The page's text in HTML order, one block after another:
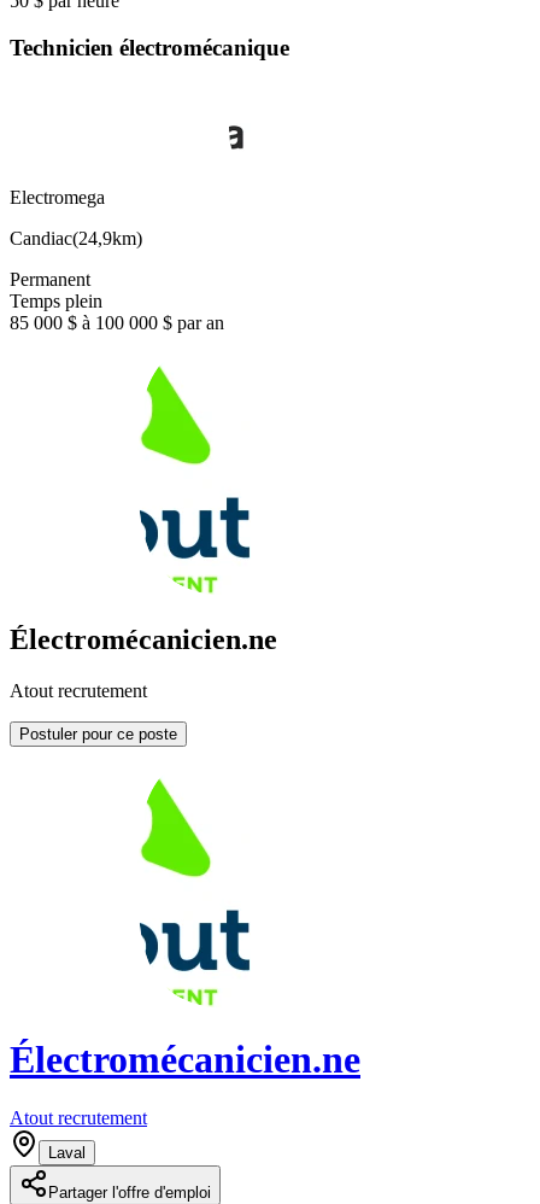
Technicien électromécanique
Electromega
Candiac(24,9km)
Permanent
Temps plein
85 000 $ à 100 000 $ par an
Électromécanicien.ne
Atout recrutement
Postuler pour ce poste
Électromécanicien.ne
Atout recrutement
Laval
Partager l'offre d'emploi